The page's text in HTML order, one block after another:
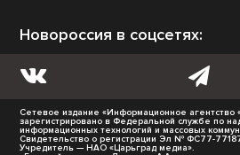
Новороссия в соцсетях:
Сетевое издание «Информационное агентство
зарегистрировано в Федеральной службе по
информационных технологий и массовых
Свидетельство о регистрации Эл № ФС77-
Учредитель — НАО «Царьград медиа».